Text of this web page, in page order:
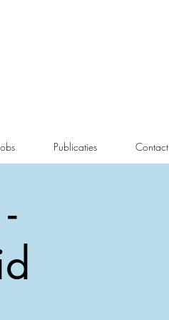
Publicaties Contact